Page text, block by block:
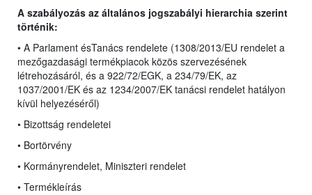
A szabályozás az általános jogszabályi hierarchia szerint
történik:
• A Parlament ésTanács rendelete (1308/2013/EU rendelet a
mezőgazdasági termékpiacok közös szervezésének
létrehozásáról, és a 922/72/EGK, a 234/79/EK, az
1037/2001/EK és az 1234/2007/EK tanácsi rendelet hatályon
kívül helyezéséről)
• Bizottság rendeletei
• Bortörvény
• Kormányrendelet, Miniszteri rendelet
• Termékleírás